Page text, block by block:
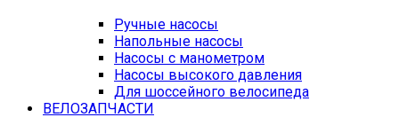
Ручные насосы
Напольные насосы
Насосы с манометром
Насосы высокого давления
Для шоссейного велосипеда
ВЕЛОЗАПЧАСТИ